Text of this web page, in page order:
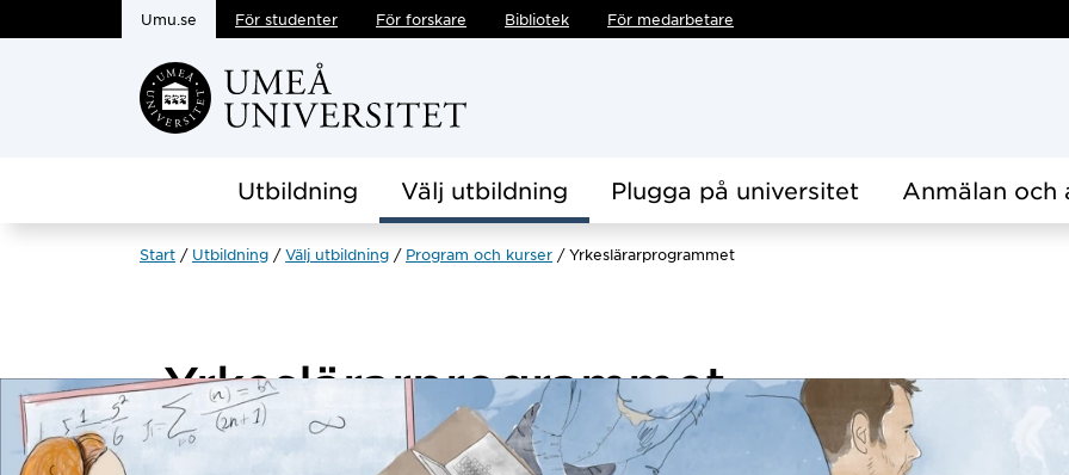
Hoppa direkt till innehållet
Umu.se För studenter För forskare Bibliotek För medarbetare
Utbildning Välj utbildning Plugga på universitet Anmälan och
Start Utbildning Välj utbildning Program och kurser Yrkeslärarprogrammet
Yrkeslärarprogrammet90 hp